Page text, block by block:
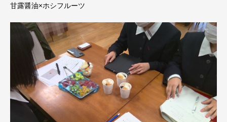
甘露醤油×ホシフルーツ